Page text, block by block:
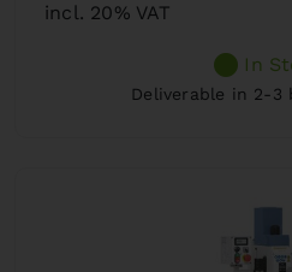
incl. 20% VAT
In
Deliverable in 2-3